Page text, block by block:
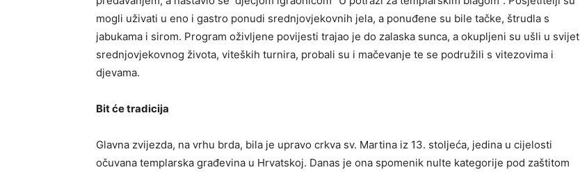
mogli uživati u eno i gastro ponudi srednjovjekovnih jela, a ponuđene su bile tačke, štrudla s
jabukama i sirom. Program oživljene povijesti trajao je do zalaska sunca, a okupljeni su ušli u svijet
srednjovjekovnog života, viteških turnira, probali su i mačevanje te se podružili s vitezovima i
djevama.
Bit će tradicija
Glavna zvijezda, na vrhu brda, bila je upravo crkva sv. Martina iz 13. stoljeća, jedina u cijelosti
očuvana templarska građevina u Hrvatskoj. Danas je ona spomenik nulte kategorije pod zaštitom